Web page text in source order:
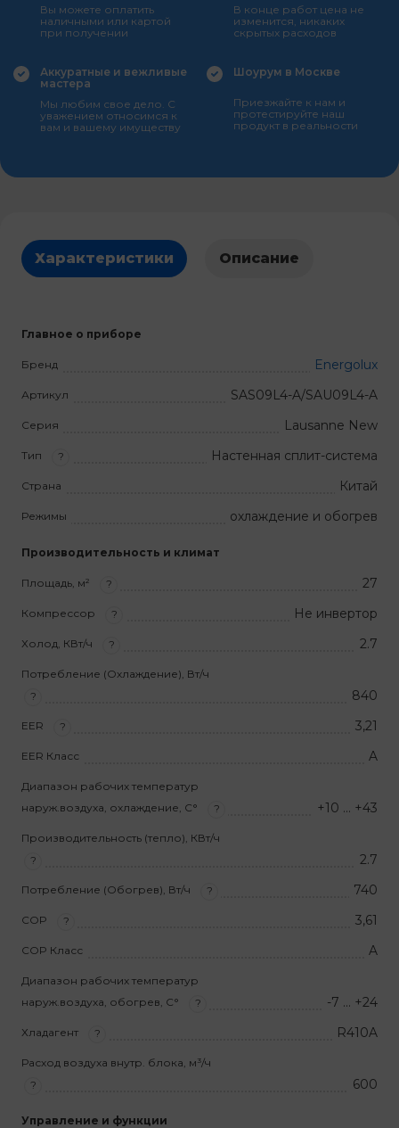
Вы можете оплатить
наличными или картой
при получении
В конце работ цена не
изменится, никаких
скрытых расходов
Аккуратные и вежливые
мастера
Мы любим свое дело. С
уважением относимся к
вам и вашему имуществу
Шоурум в Москве
Приезжайте к нам и
протестируйте наш
продукт в реальности
Характеристики Описание
Главное о приборе
Бренд Energolux
Артикул SAS09L4-A/SAU09L4-A
Серия Lausanne New
Тип ? Настенная сплит-система
Страна Китай
Режимы охлаждение и обогрев
Производительность и климат
Площадь, м² ? 27
Компрессор ? Не инвертор
Холод, КВт/ч ? 2.7
Потребление (Охлаждение), Вт/ч
?
840
EER ? 3,21
EER Класс A
Диапазон рабочих температур
наруж.воздуха, охлаждение, С°
? +10 … +43
Производительность (тепло), КВт/ч
?
2.7
Потребление (Обогрев), Вт/ч ? 740
COP ? 3,61
COP Класс A
Диапазон рабочих температур
наруж.воздуха, обогрев, С°
? -7 … +24
Хладагент ? R410A
Расход воздуха внутр. блока, м³/ч
?
600
Управление и функции